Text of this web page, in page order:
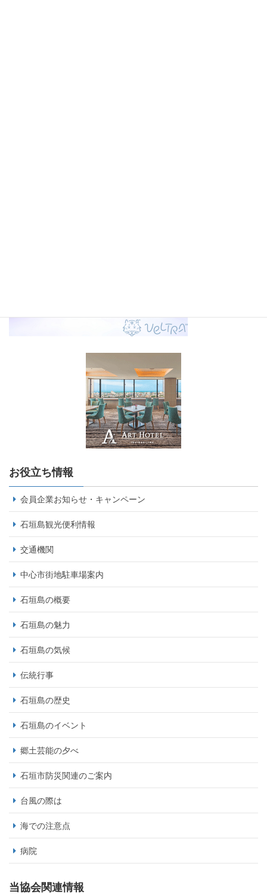
お役立ち情報
会員企業お知らせ・キャンペーン
石垣島観光便利情報
交通機関
中心市街地駐車場案内
石垣島の概要
石垣島の魅力
石垣島の気候
伝統行事
石垣島の歴史
石垣島のイベント
郷土芸能の夕べ
石垣市防災関連のご案内
台風の際は
海での注意点
病院
当協会関連情報